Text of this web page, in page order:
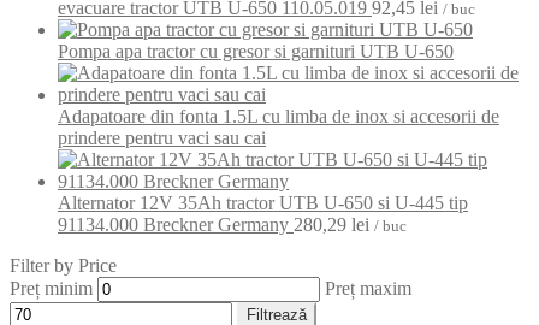
evacuare tractor UTB U-650 110.05.019 92,45 lei / buc
Pompa apa tractor cu gresor si garnituri UTB U-650
Adapatoare din fonta 1.5L cu limba de inox si accesorii de
prindere pentru vaci sau cai
Alternator 12V 35Ah tractor UTB U-650 si U-445 tip
91134.000 Breckner Germany 280,29 lei / buc
Filter by Price
Preț minim
Preț maxim
Filtrează